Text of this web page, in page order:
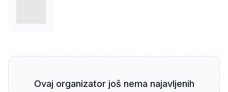
Ovaj organizator još nema najavljenih